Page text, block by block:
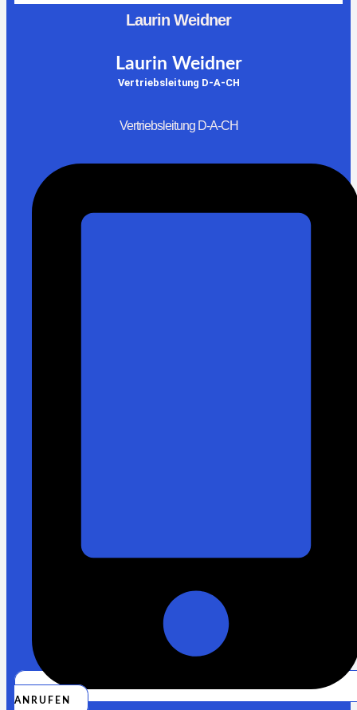
Laurin Weidner
Laurin Weidner
Vertriebsleitung D-A-CH
Vertriebsleitung D-A-CH
ANRUFEN